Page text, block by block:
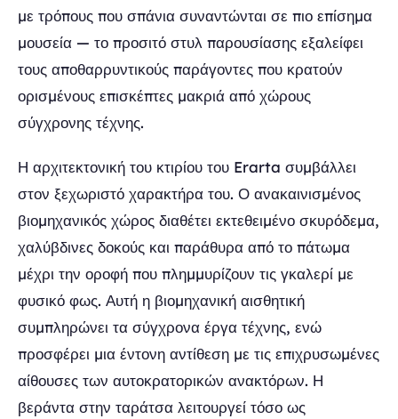
με τρόπους που σπάνια συναντώνται σε πιο επίσημα
μουσεία — το προσιτό στυλ παρουσίασης εξαλείφει
τους αποθαρρυντικούς παράγοντες που κρατούν
ορισμένους επισκέπτες μακριά από χώρους
σύγχρονης τέχνης.
Η αρχιτεκτονική του κτιρίου του Erarta συμβάλλει
στον ξεχωριστό χαρακτήρα του. Ο ανακαινισμένος
βιομηχανικός χώρος διαθέτει εκτεθειμένο σκυρόδεμα,
χαλύβδινες δοκούς και παράθυρα από το πάτωμα
μέχρι την οροφή που πλημμυρίζουν τις γκαλερί με
φυσικό φως. Αυτή η βιομηχανική αισθητική
συμπληρώνει τα σύγχρονα έργα τέχνης, ενώ
προσφέρει μια έντονη αντίθεση με τις επιχρυσωμένες
αίθουσες των αυτοκρατορικών ανακτόρων. Η
βεράντα στην ταράτσα λειτουργεί τόσο ως